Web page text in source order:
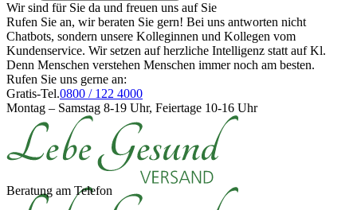
Wir sind für Sie da und freuen uns auf Sie
Rufen Sie an, wir beraten Sie gern! Bei uns antworten nicht
Chatbots, sondern unsere Kolleginnen und Kollegen vom
Kundenservice. Wir setzen auf herzliche Intelligenz statt auf Kl.
Denn Menschen verstehen Menschen immer noch am besten.
Rufen Sie uns gerne an:
Gratis-Tel.0800 / 122 4000
Montag – Samstag 8-19 Uhr, Feiertage 10-16 Uhr
Beratung am Telefon